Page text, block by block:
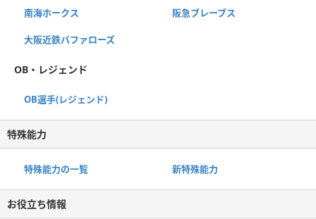
南海ホークス 阪急ブレーブス
大阪近鉄バファローズ
OB・レジェンド
OB選手(レジェンド)
特殊能力
特殊能力の一覧 新特殊能力
お役立ち情報